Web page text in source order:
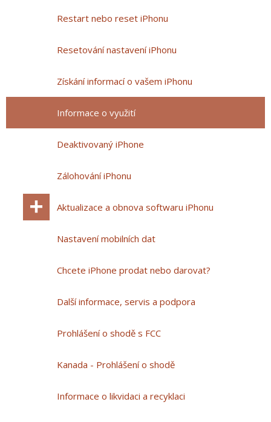
Restart nebo reset iPhonu
Resetování nastavení iPhonu
Získání informací o vašem iPhonu
Informace o využití
Deaktivovaný iPhone
Zálohování iPhonu
Aktualizace a obnova softwaru iPhonu
Nastavení mobilních dat
Chcete iPhone prodat nebo darovat?
Další informace, servis a podpora
Prohlášení o shodě s FCC
Kanada - Prohlášení o shodě
Informace o likvidaci a recyklaci